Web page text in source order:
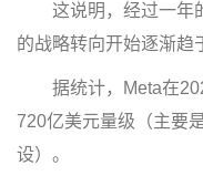
这说明，经过一年的
的战略转向开始逐渐趋
据统计，Meta在
720亿美元量级（主要
设）。